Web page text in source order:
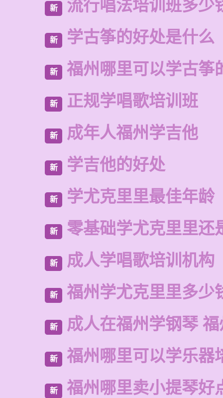
新 流行唱法培训班多少
新 学古筝的好处是什么
新 福州哪里可以学古筝
新 正规学唱歌培训班
新 成年人福州学吉他
新 学吉他的好处
新 学尤克里里最佳年龄
新 零基础学尤克里里还
新 成人学唱歌培训机构
新 福州学尤克里里多少
新 成人在福州学钢琴
新 福州哪里可以学乐器
新 福州哪里卖小提琴好